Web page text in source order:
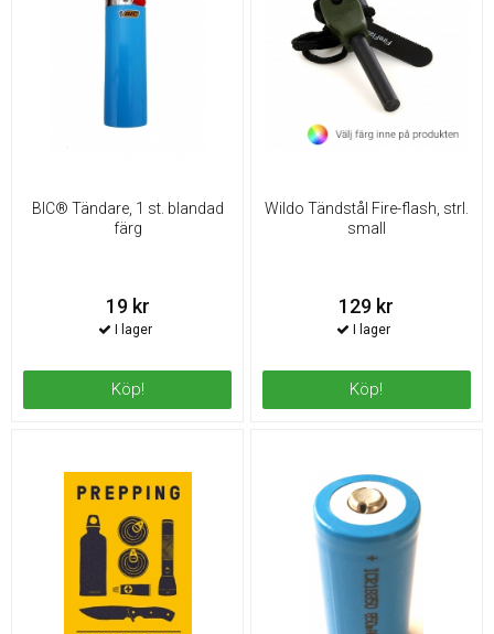
BIC® Tändare, 1 st. blandad
färg
19 kr
Köp!
Wildo Tändstål Fire-flash, strl.
small
129 kr
Köp!